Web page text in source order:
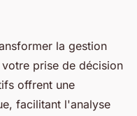
:
la gestion
prise de décision
offrent une
facilitant l'analyse